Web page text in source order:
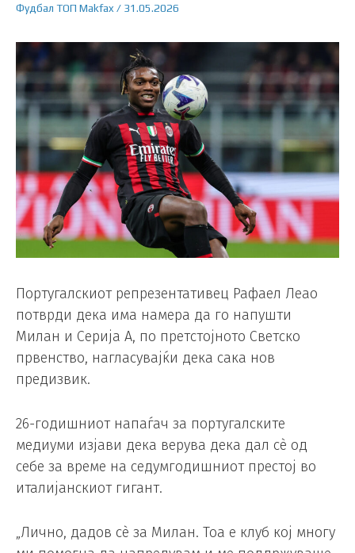
Фудбал ТОП Makfax / 31.05.2026
Португалскиот репрезентативец Рафаел Леао
потврди дека има намера да го напушти
Милан и Серија А, по претстојното Светско
првенство, нагласувајќи дека сака нов
предизвик.
26-годишниот напаѓач за португалските
медиуми изјави дека верува дека дал сè од
себе за време на седумгодишниот престој во
италијанскиот гигант.
„Лично, дадов сè за Милан. Тоа е клуб кој многу